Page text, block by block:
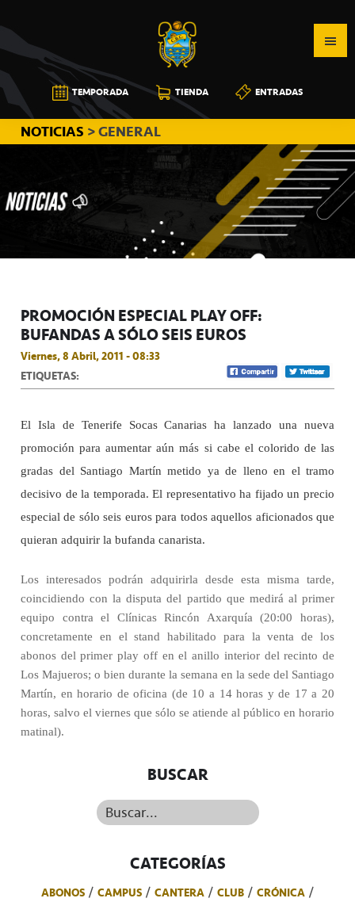
a
la
navegación
principal
al
contenido
principal
a
la
barra
lateral
principal
CB
CANARIAS
TEMPORADA TIENDA ENTRADAS
NOTICIAS > GENERAL
PROMOCIÓN ESPECIAL PLAY OFF:
BUFANDAS A SÓLO SEIS EUROS
Viernes, 8 Abril, 2011 - 08:33
ETIQUETAS:
El Isla de Tenerife Socas Canarias ha lanzado una nueva
promoción para aumentar aún más si cabe el colorido de las
gradas del Santiago Martín metido ya de lleno en el tramo
decisivo de la temporada. El representativo ha fijado un precio
especial de sólo seis euros para todos aquellos aficionados que
quieran adquirir la bufanda canarista.
Los interesados podrán adquirirla desde esta misma tarde,
coincidiendo con la disputa del partido que medirá al primer
equipo contra el Clínicas Rincón Axarquía (20:00 horas),
concretamente en el stand habilitado para la venta de los
abonos del primer play off en el anillo interior del recinto de
Los Majueros; o bien durante la semana en la sede del Santiago
Martín, en horario de oficina (de 10 a 14 horas y de 17 a 20
horas, salvo el viernes que sólo se atiende al público en horario
matinal).
BUSCAR
Buscar...
CATEGORÍAS
ABONOS CAMPUS CANTERA CLUB
CRÓNICA